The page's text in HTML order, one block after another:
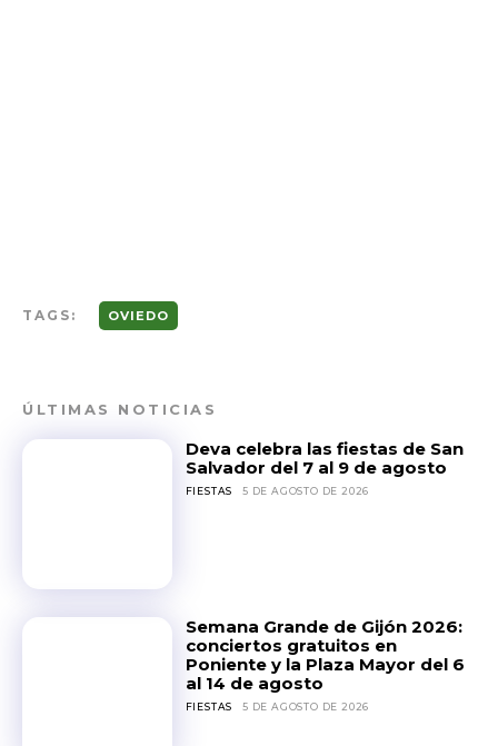
TAGS: OVIEDO
ÚLTIMAS NOTICIAS
Deva celebra las fiestas de San
Salvador del 7 al 9 de agosto
FIESTAS 5 DE AGOSTO DE 2026
Semana Grande de Gijón 2026:
conciertos gratuitos en
Poniente y la Plaza Mayor del 6
al 14 de agosto
FIESTAS 5 DE AGOSTO DE 2026